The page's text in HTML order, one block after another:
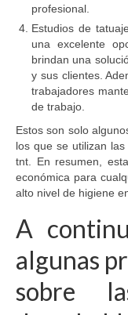
profesional.
Estudios de
una excelente
brindan una
y sus clientes.
trabajadores
de trabajo.
Estos son solo
los que se utilizan
tnt. En resumen,
económica para
alto nivel de higiene
A
algunas
sobre